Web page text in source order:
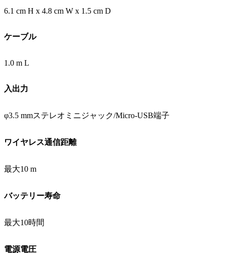
6.1 cm H x 4.8 cm W x 1.5 cm D
ケーブル
1.0 m L
入出力
φ3.5 mmステレオミニジャック/Micro-USB端子
ワイヤレス通信距離
最大10 m
バッテリー寿命
最大10時間
電源電圧